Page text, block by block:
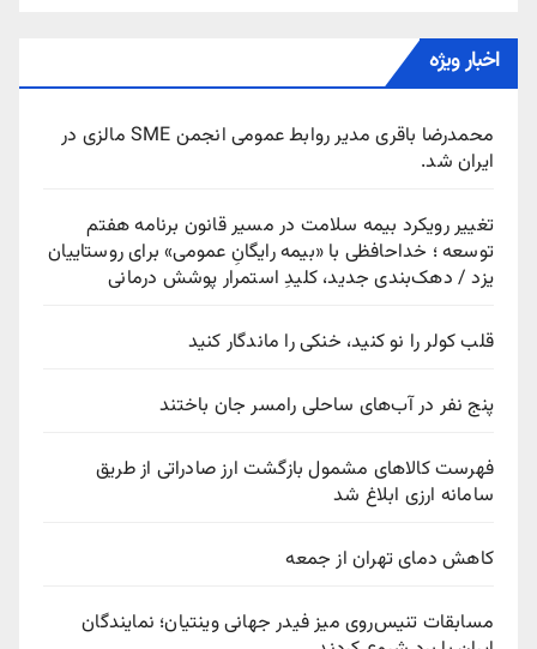
اخبار ویژه
محمدرضا باقری مدیر روابط عمومی انجمن SME مالزی در
ایران شد.
تغییر رویکرد بیمه سلامت در مسیر قانون برنامه هفتم
توسعه ؛ خداحافظی با «بیمه رایگانِ عمومی» برای روستاییان
یزد / دهک‌بندی جدید، کلیدِ استمرار پوشش درمانی
قلب کولر را نو کنید، خنکی را ماندگار کنید
پنج نفر در آب‌های ساحلی رامسر جان باختند
فهرست کالاهای مشمول بازگشت ارز صادراتی از طریق
سامانه ارزی ابلاغ شد
کاهش دمای تهران از جمعه
مسابقات تنیس‌روی میز فیدر جهانی وینتیان؛ نمایندگان